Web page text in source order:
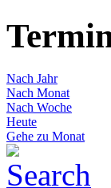
Nach Jahr
Nach Monat
Nach Woche
Heute
Gehe zu Monat